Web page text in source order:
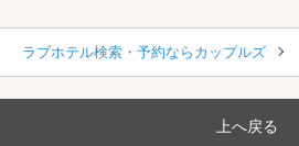
ラブホテル検索・予約ならカップルズ
上へ戻る